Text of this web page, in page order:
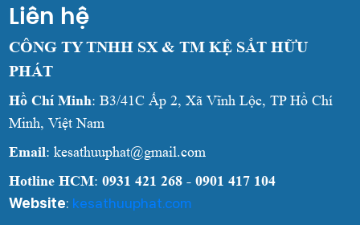
Liên hệ
CÔNG TY TNHH SX & TM KỆ SẮT HỮU
PHÁT
Hồ Chí Minh: B3/41C Ấp 2, Xã Vĩnh Lộc, TP Hồ Chí
Minh, Việt Nam
Email: kesathuuphat@gmail.com
Hotline HCM:0931 421 268 - 0901 417 104
Website: kesathuuphat.com